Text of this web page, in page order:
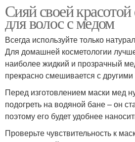
Сияй своей
для волос с медом
Всегда используйте только
Для домашней косметологии
наиболее жидкий и прозрачный
прекрасно смешивается с
Перед изготовлением маски мед
подогреть на водяной бане – он
поэтому его будет удобнее
Проверьте чувствительность к